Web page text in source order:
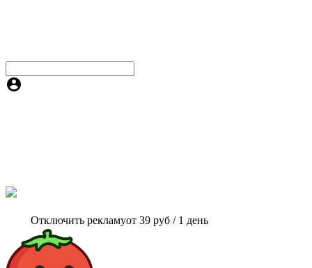
Отключить рекламуот 39 руб / 1 день